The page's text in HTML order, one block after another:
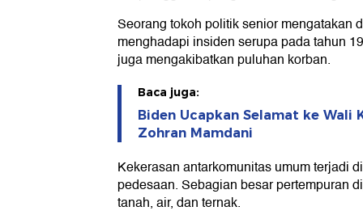
Seorang tokoh politik senior mengatakan
menghadapi insiden serupa pada tahun
juga mengakibatkan puluhan korban.
Baca juga:
Biden Ucapkan Selamat ke Wali
Zohran Mamdani
Kekerasan antarkomunitas umum terjadi
pedesaan. Sebagian besar pertempuran
tanah, air, dan ternak.